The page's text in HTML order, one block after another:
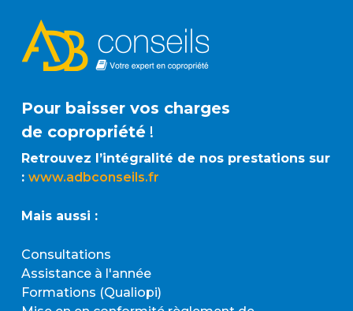
Pour baisser vos charges
de copropriété!
Retrouvez l’intégralité de nos prestations sur
: www.adbconseils.fr
Mais aussi :
Consultations
Assistance à l'année
Formations (Qualiopi)